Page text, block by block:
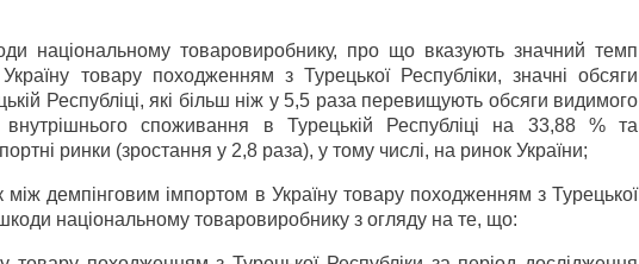
національному товаровиробнику, про що вказують значний темп
товару походженням з Турецької Республіки, значні обсяги
Республіці, які більш ніж у 5,5 раза перевищують обсяги видимого
споживання в Турецькій Республіці на 33,88 % та
ринки (зростання у 2,8 раза), у тому числі, на ринок України;
між демпінговим імпортом в Україну товару походженням з Турецької
шкоди національному товаровиробнику з огляду на те, що: